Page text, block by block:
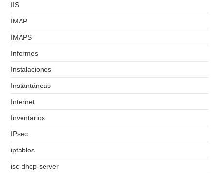
IIS
IMAP
IMAPS
Informes
Instalaciones
Instantáneas
Internet
Inventarios
IPsec
iptables
isc-dhcp-server